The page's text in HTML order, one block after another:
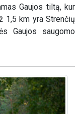
Gaujos tiltą, kur
1,5 km yra Strenčių
Gaujos saugomo